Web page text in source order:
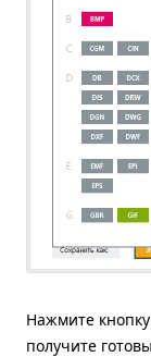
Нажмите кнопку
получите